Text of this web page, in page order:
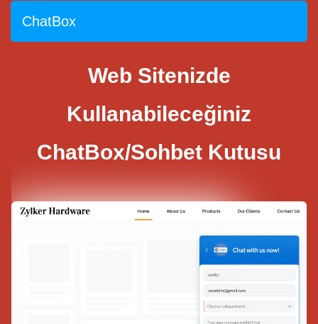
ChatBox
Web Sitenizde
Kullanabileceğiniz
ChatBox/Sohbet Kutusu